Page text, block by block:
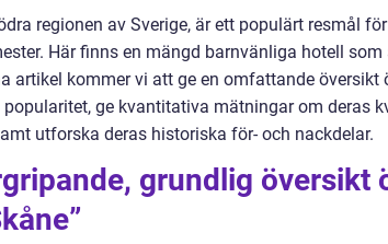
regionen av Sverige, är ett populärt resmål
Här finns en mängd barnvänliga hotell
artikel kommer vi att ge en omfattande översikt
ge kvantitativa mätningar om deras
utforska deras historiska för- och nackdelar.
grundlig översikt